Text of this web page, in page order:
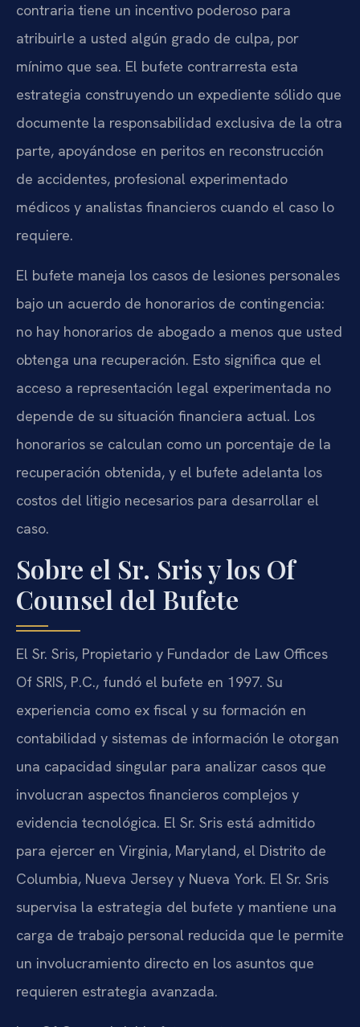
contraria tiene un incentivo poderoso para
atribuirle a usted algún grado de culpa, por
mínimo que sea. El bufete contrarresta esta
estrategia construyendo un expediente sólido que
documente la responsabilidad exclusiva de la otra
parte, apoyándose en peritos en reconstrucción
de accidentes, profesional experimentado
médicos y analistas financieros cuando el caso lo
requiere.
El bufete maneja los casos de lesiones personales
bajo un acuerdo de honorarios de contingencia:
no hay honorarios de abogado a menos que usted
obtenga una recuperación. Esto significa que el
acceso a representación legal experimentada no
depende de su situación financiera actual. Los
honorarios se calculan como un porcentaje de la
recuperación obtenida, y el bufete adelanta los
costos del litigio necesarios para desarrollar el
caso.
Sobre el Sr. Sris y los Of
Counsel del Bufete
El Sr. Sris, Propietario y Fundador de Law Offices
Of SRIS, P.C., fundó el bufete en 1997. Su
experiencia como ex fiscal y su formación en
contabilidad y sistemas de información le otorgan
una capacidad singular para analizar casos que
involucran aspectos financieros complejos y
evidencia tecnológica. El Sr. Sris está admitido
para ejercer en Virginia, Maryland, el Distrito de
Columbia, Nueva Jersey y Nueva York. El Sr. Sris
supervisa la estrategia del bufete y mantiene una
carga de trabajo personal reducida que le permite
un involucramiento directo en los asuntos que
requieren estrategia avanzada.